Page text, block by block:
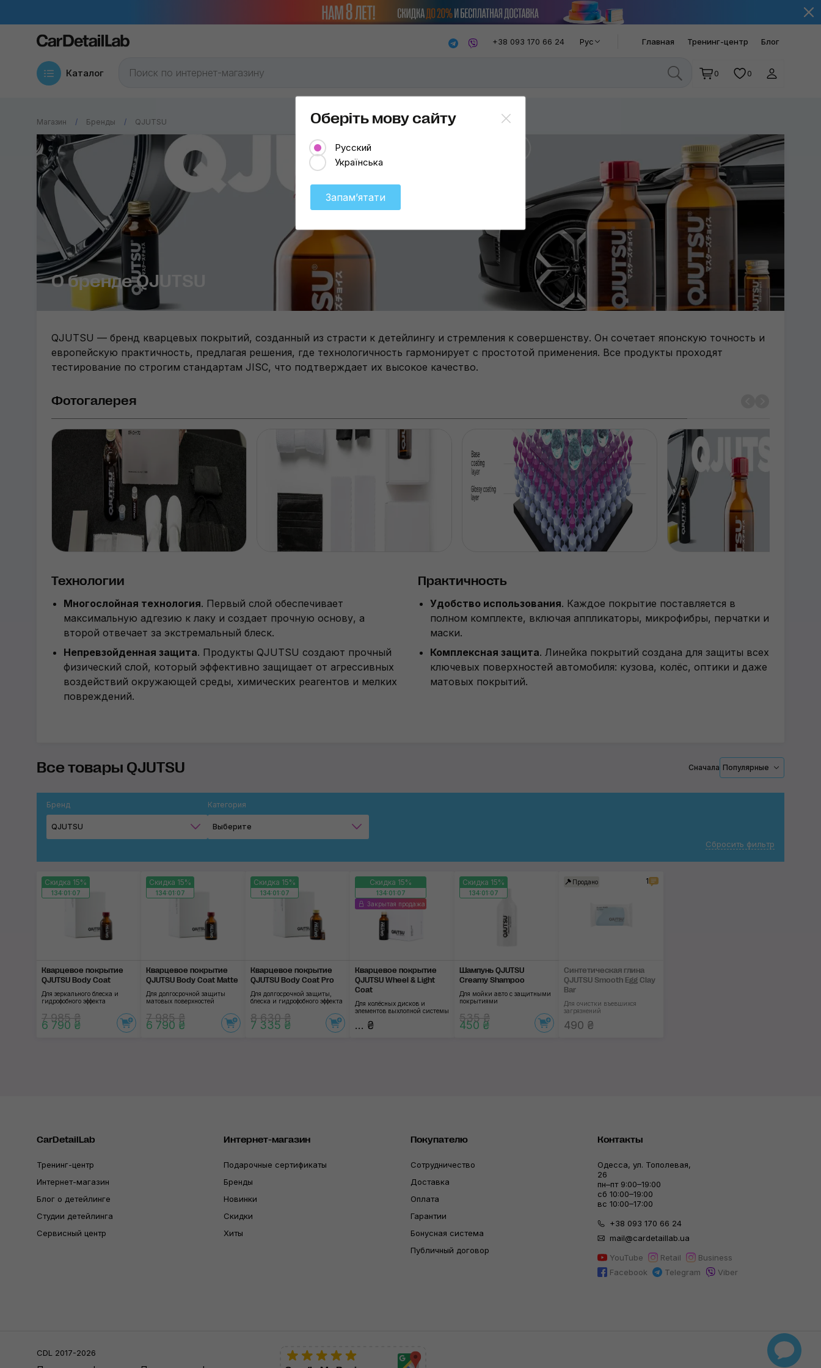
+38 093 170 66 24 Рус Главная Тренинг-центр Блог
Каталог 0 0
Магазин Бренды QJUTSU
О бренде QJUTSU
QJUTSU — бренд кварцевых покрытий, созданный из страсти к детейлингу и стремления к совершенству. Он сочетает японскую точность и
европейскую практичность, предлагая решения, где технологичность гармонирует с простотой применения. Все продукты проходят
тестирование по строгим стандартам JISC, что подтверждает их высокое качество.
Фотогалерея
Технологии
Многослойная технология. Первый слой обеспечивает
максимальную адгезию к лаку и создает прочную основу, а
второй отвечает за экстремальный блеск.
Непревзойденная защита. Продукты QJUTSU создают прочный
физический слой, который эффективно защищает от агрессивных
воздействий окружающей среды, химических реагентов и мелких
повреждений.
Практичность
Удобство использования. Каждое покрытие поставляется в
полном комплекте, включая аппликаторы, микрофибры, перчатки и
маски.
Комплексная защита. Линейка покрытий создана для защиты всех
ключевых поверхностей автомобиля: кузова, колёс, оптики и даже
матовых покрытий.
Все товары QJUTSU Сначала Популярные
Бренд
QJUTSU
Категория
Выберите
Сбросить фильтр
Скидка 15%
134:01:06
Кварцевое покрытие
QJUTSU Body Coat
Для зеркального блеска и
гидрофобного эффекта
7 985 ₴
6 790 ₴
Скидка 15%
134:01:06
Кварцевое покрытие
QJUTSU Body Coat Matte
Для долгосрочной защиты
матовых поверхностей
7 985 ₴
6 790 ₴
Скидка 15%
134:01:06
Кварцевое покрытие
QJUTSU Body Coat Pro
Для долгосрочной защиты,
блеска и гидрофобного эффекта
8 630 ₴
7 335 ₴
Скидка 15%
134:01:06
Закрытая продажа
Кварцевое покрытие
QJUTSU Wheel & Light
Coat
Для колёсных дисков и
элементов выхлопной системы
... ₴
Скидка 15%
134:01:06
Шампунь QJUTSU
Creamy Shampoo
Для мойки авто с защитными
покрытиями
535 ₴
450 ₴
Продано 1
Синтетическая глина
QJUTSU Smooth Egg Clay
Bar
Для очистки въевшихся
загрязнений
490 ₴
CarDetailLab
Тренинг-центр
Интернет-магазин
Блог о детейлинге
Студии детейлинга
Сервисный центр
Интернет-магазин
Подарочные сертификаты
Бренды
Новинки
Скидки
Хиты
Покупателю
Сотрудничество
Доставка
Оплата
Гарантии
Бонусная система
Публичный договор
Контакты
Одесса, ул. Тополевая,
26
пн–пт 9:00–19:00
сб 10:00–19:00
вс 10:00–17:00
+38 093 170 66 24
mail@cardetaillab.ua
YouTube
Retail
Business
Facebook
Telegram Viber
CDL 2017-2026
Оберіть мову сайту
Русский
Українська
Запамʼятати